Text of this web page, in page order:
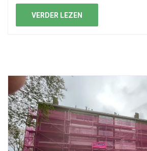
VERDER LEZEN